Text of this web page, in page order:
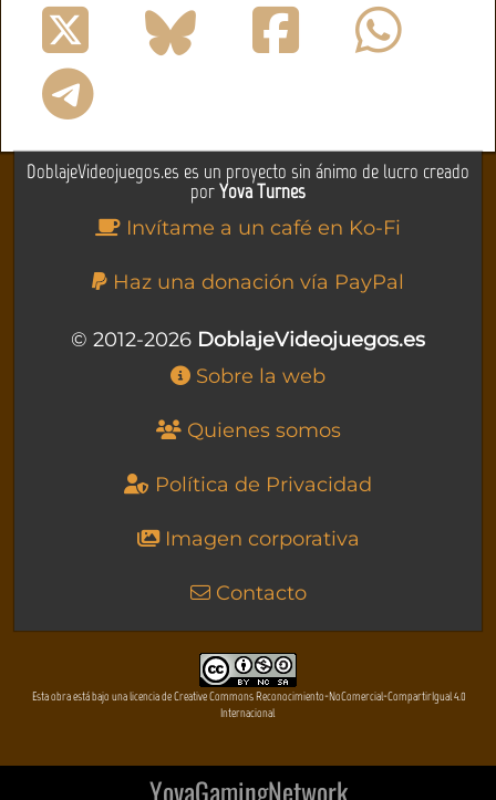
DoblajeVideojuegos.es es un proyecto sin ánimo de lucro creado
porYova Turnes
Invítame a un café en Ko-Fi
Haz una donación vía PayPal
© 2012-2026 DoblajeVideojuegos.es
Sobre la web
Quienes somos
Política de Privacidad
Imagen corporativa
Contacto
Esta obra está bajo una licencia de Creative Commons Reconocimiento-NoComercial-CompartirIgual 4.0
Internacional
YovaGamingNetwork